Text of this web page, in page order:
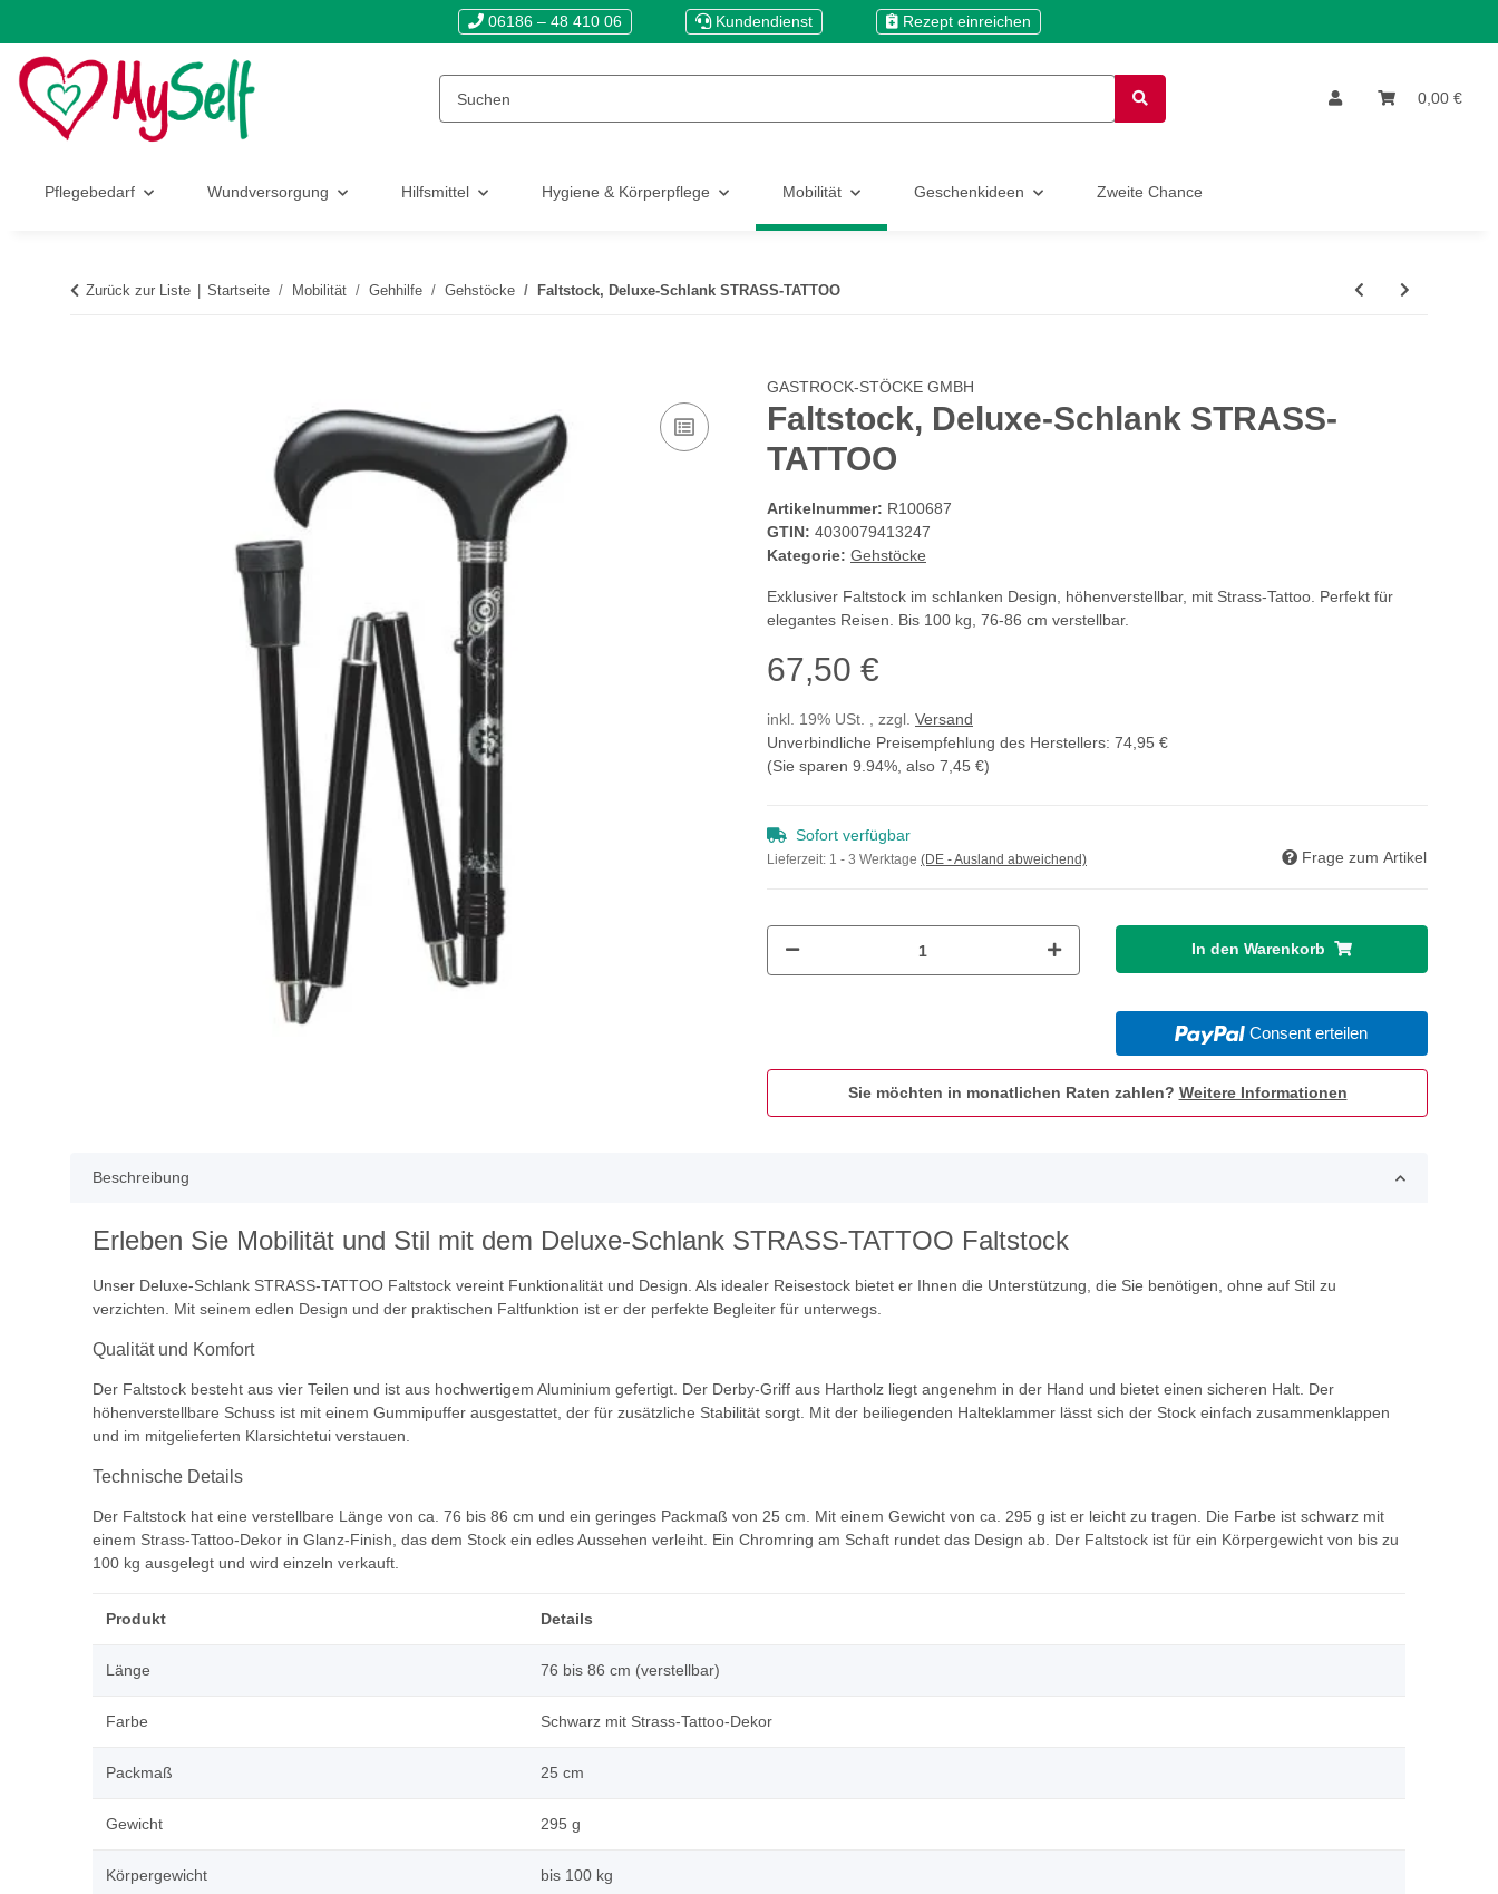
06186 – 48 410 06 Kundendienst Rezept einreichen
0,00 €
Pflegebedarf Wundversorgung Hilfsmittel Hygiene & Körperpflege Mobilität Geschenkideen Zweite Chance
Zurück zur Liste Startseite Mobilität Gehhilfe Gehstöcke Faltstock, Deluxe-Schlank STRASS-TATTOO
GASTROCK-STÖCKE GMBH
Faltstock, Deluxe-Schlank STRASS-
TATTOO
Artikelnummer: R100687
GTIN: 4030079413247
Kategorie: Gehstöcke
Exklusiver Faltstock im schlanken Design, höhenverstellbar, mit Strass-Tattoo. Perfekt für
elegantes Reisen. Bis 100 kg, 76-86 cm verstellbar.
67,50 €
inkl. 19% USt. , zzgl. Versand
Unverbindliche Preisempfehlung des Herstellers: 74,95 €
(Sie sparen 9.94%, also 7,45 €)
Sofort verfügbar
Lieferzeit: 1 - 3 Werktage (DE - Ausland abweichend) Frage zum Artikel
In den Warenkorb
Consent erteilen
Sie möchten in monatlichen Raten zahlen? Weitere Informationen
Beschreibung
Erleben Sie Mobilität und Stil mit dem Deluxe-Schlank STRASS-TATTOO Faltstock
Unser Deluxe-Schlank STRASS-TATTOO Faltstock vereint Funktionalität und Design. Als idealer Reisestock bietet er Ihnen die Unterstützung, die Sie benötigen, ohne auf Stil zu
verzichten. Mit seinem edlen Design und der praktischen Faltfunktion ist er der perfekte Begleiter für unterwegs.
Qualität und Komfort
Der Faltstock besteht aus vier Teilen und ist aus hochwertigem Aluminium gefertigt. Der Derby-Griff aus Hartholz liegt angenehm in der Hand und bietet einen sicheren Halt. Der
höhenverstellbare Schuss ist mit einem Gummipuffer ausgestattet, der für zusätzliche Stabilität sorgt. Mit der beiliegenden Halteklammer lässt sich der Stock einfach zusammenklappen
und im mitgelieferten Klarsichtetui verstauen.
Technische Details
Der Faltstock hat eine verstellbare Länge von ca. 76 bis 86 cm und ein geringes Packmaß von 25 cm. Mit einem Gewicht von ca. 295 g ist er leicht zu tragen. Die Farbe ist schwarz mit
einem Strass-Tattoo-Dekor in Glanz-Finish, das dem Stock ein edles Aussehen verleiht. Ein Chromring am Schaft rundet das Design ab. Der Faltstock ist für ein Körpergewicht von bis zu
100 kg ausgelegt und wird einzeln verkauft.
Produkt Details
Länge 76 bis 86 cm (verstellbar)
Farbe Schwarz mit Strass-Tattoo-Dekor
Packmaß 25 cm
Gewicht 295 g
Körpergewicht bis 100 kg